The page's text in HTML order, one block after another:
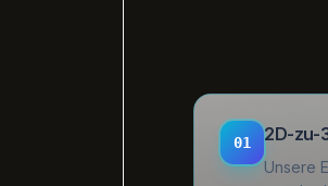
01 2D-zu-
Unsere